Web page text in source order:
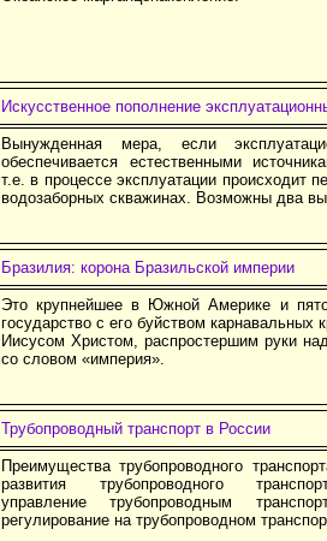
Искусственное пополнение
Вынужденная мера, если
обеспечивается естественными
т.е. в процессе эксплуатации происходит
водозаборных скважинах. Возможны два
Бразилия: корона Бразильской империи
Это крупнейшее в Южной Америке и
государство с его буйством
Иисусом Христом, распростершим руки
со словом «империя».
Трубопроводный транспорт в России
Преимущества трубопроводного
развития трубопроводного
управление трубопроводным
регулирование на трубопроводном